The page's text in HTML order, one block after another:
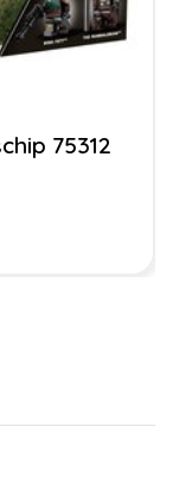
75312